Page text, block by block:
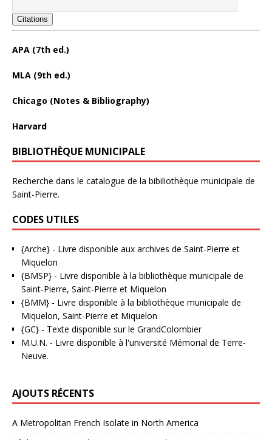
Citations
APA (7th ed.)
MLA (9th ed.)
Chicago (Notes & Bibliography)
Harvard
BIBLIOTHÈQUE MUNICIPALE
Recherche dans le catalogue de la bibiliothèque municipale de
Saint-Pierre.
CODES UTILES
{Arche} - Livre disponible aux archives de Saint-Pierre et
Miquelon
{BMSP} - Livre disponible à la bibliothèque municipale de
Saint-Pierre, Saint-Pierre et Miquelon
{BMM} - Livre disponible à la bibliothèque municipale de
Miquelon, Saint-Pierre et Miquelon
{GC} - Texte disponible sur le GrandColombier
M.U.N. - Livre disponible à l'université Mémorial de Terre-
Neuve.
AJOUTS RÉCENTS
A Metropolitan French Isolate in North America